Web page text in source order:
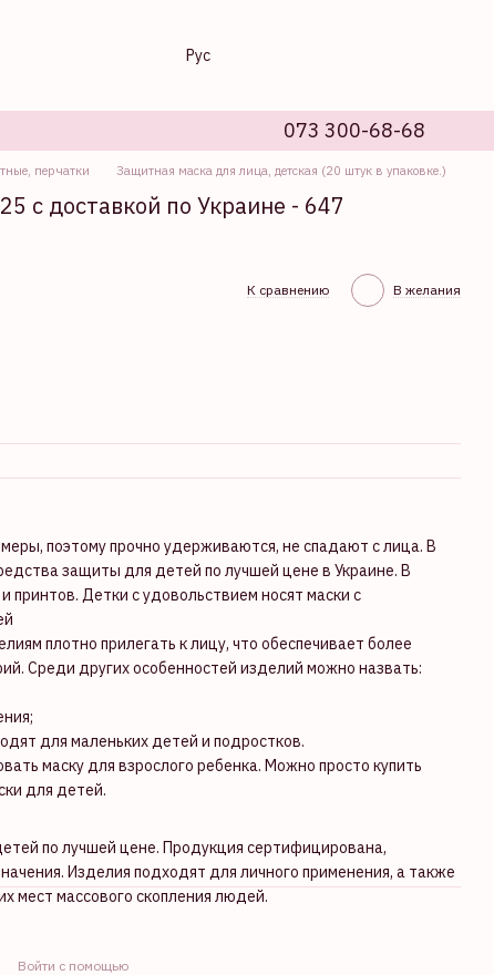
Рус
073 300-68-68
перчатки Защитная маска для лица, детская (20 штук в упаковке.)
с доставкой по Украине - 647
К сравнению В желания
поэтому прочно удерживаются, не спадают с лица. В
защиты для детей по лучшей цене в Украине. В
Детки с удовольствием носят маски с
плотно прилегать к лицу, что обеспечивает более
Среди других особенностей изделий можно назвать:
для маленьких детей и подростков.
маску для взрослого ребенка. Можно просто купить
для детей.
по лучшей цене. Продукция сертифицирована,
Изделия подходят для личного применения, а также
мест массового скопления людей.
Войти с помощью